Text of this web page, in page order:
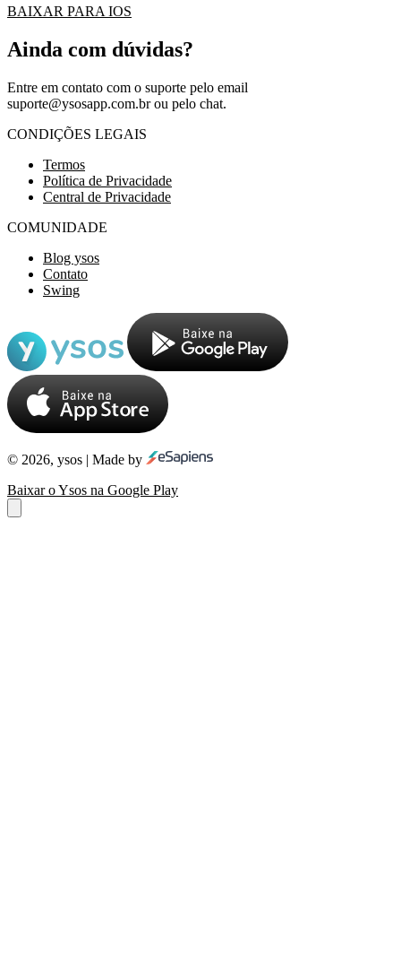
BAIXAR PARA IOS
Ainda com dúvidas?
Entre em contato com o suporte pelo email
suporte@ysosapp.com.brou pelo chat.
CONDIÇÕES LEGAIS
Termos
Política de Privacidade
Central de Privacidade
COMUNIDADE
Blog ysos
Contato
Swing
© 2026, ysos | Made by
Baixar o Ysos na Google Play